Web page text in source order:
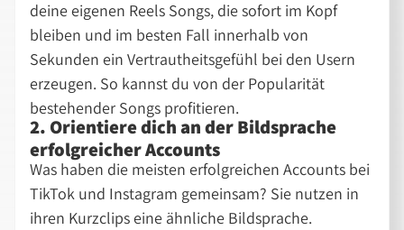
deine eigenen Reels Songs, die sofort im Kopf
bleiben und im besten Fall innerhalb von
Sekunden ein Vertrautheitsgefühl bei den Usern
erzeugen. So kannst du von der Popularität
bestehender Songs profitieren.
2. Orientiere dich an der Bildsprache
erfolgreicher Accounts
Was haben die meisten erfolgreichen Accounts bei
TikTok und Instagram gemeinsam? Sie nutzen in
ihren Kurzclips eine ähnliche Bildsprache.